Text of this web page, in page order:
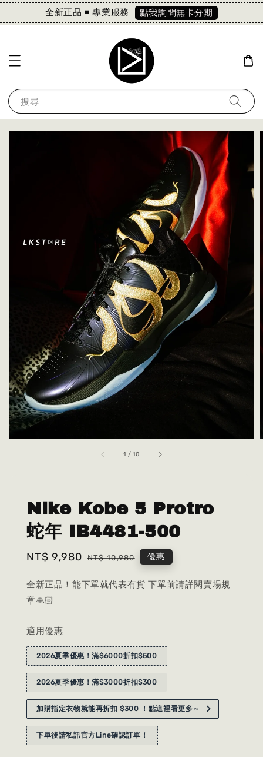
全新正品 ◾️ 專業服務 點我詢問無卡分期
搜尋
1 /10
Nike Kobe 5 Protro
蛇年 IB4481-500
Sale
NT$ 9,980 Regular
NT$ 10,980 優惠
全新正品！能下單就代表有貨 下單前請詳閱賣場規
章🙏🏻
適用優惠
2026夏季優惠！滿$6000折扣$500
2026夏季優惠！滿$3000折扣$300
加購指定衣物就能再折扣 $300 ！點這裡看更多～
下單後請私訊官方Line確認訂單！